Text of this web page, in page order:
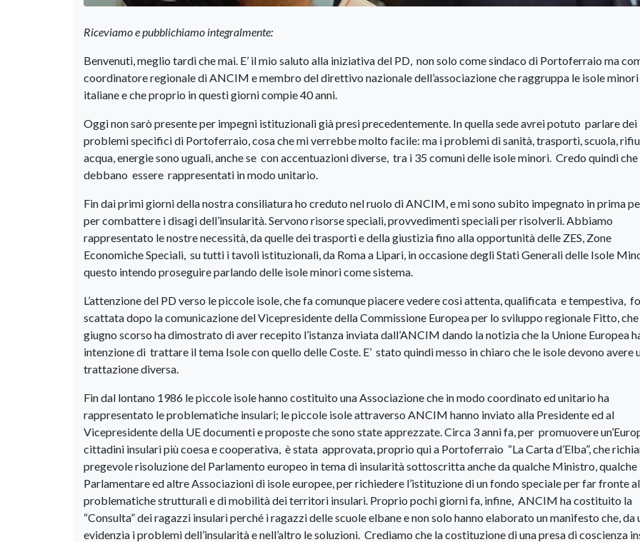
Riceviamo e pubblichiamo integralmente:
Benvenuti, meglio tardi che mai. E’ il mio saluto alla iniziativa del PD, non solo come sindaco di Portoferraio ma
coordinatore regionale di ANCIM e membro del direttivo nazionale dell’associazione che raggruppa le isole minori
italiane e che proprio in questi giorni compie 40 anni.
Oggi non sarò presente per impegni istituzionali già presi precedentemente. In quella sede avrei potuto parlare dei
problemi specifici di Portoferraio, cosa che mi verrebbe molto facile: ma i problemi di sanità, trasporti, scuola,
acqua, energie sono uguali, anche se con accentuazioni diverse, tra i 35 comuni delle isole minori. Credo quindi che
debbano essere rappresentati in modo unitario.
Fin dai primi giorni della nostra consiliatura ho creduto nel ruolo di ANCIM, e mi sono subito impegnato in prima
per combattere i disagi dell’insularità. Servono risorse speciali, provvedimenti speciali per risolverli. Abbiamo
rappresentato le nostre necessità, da quelle dei trasporti e della giustizia fino alla opportunità delle ZES, Zone
Economiche Speciali, su tutti i tavoli istituzionali, da Roma a Lipari, in occasione degli Stati Generali delle Isole
questo intendo proseguire parlando delle isole minori come sistema.
L’attenzione del PD verso le piccole isole, che fa comunque piacere vedere così attenta, qualificata e tempestiva,
scattata dopo la comunicazione del Vicepresidente della Commissione Europea per lo sviluppo regionale Fitto,
giugno scorso ha dimostrato di aver recepito l’istanza inviata dall’ANCIM dando la notizia che la Unione Europea
intenzione di trattare il tema Isole con quello delle Coste. E’ stato quindi messo in chiaro che le isole devono avere
trattazione diversa.
Fin dal lontano 1986 le piccole isole hanno costituito una Associazione che in modo coordinato ed unitario ha
rappresentato le problematiche insulari; le piccole isole attraverso ANCIM hanno inviato alla Presidente ed al
Vicepresidente della UE documenti e proposte che sono state apprezzate. Circa 3 anni fa, per promuovere
cittadini insulari più coesa e cooperativa, è stata approvata, proprio qui a Portoferraio “La Carta d’Elba”, che
pregevole risoluzione del Parlamento europeo in tema di insularità sottoscritta anche da qualche Ministro, qualche
Parlamentare ed altre Associazioni di isole europee, per richiedere l’istituzione di un fondo speciale per far fronte
problematiche strutturali e di mobilità dei territori insulari. Proprio pochi giorni fa, infine, ANCIM ha costituito la
“Consulta” dei ragazzi insulari perché i ragazzi delle scuole elbane e non solo hanno elaborato un manifesto che, da
evidenzia i problemi dell’insularità e nell’altro le soluzioni. Crediamo che la costituzione di una presa di coscienza